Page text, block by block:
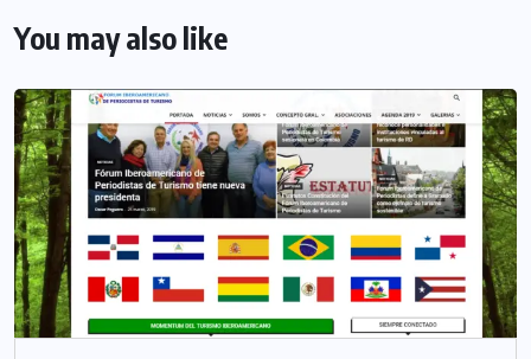
You may also like